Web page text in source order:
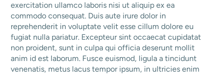
exercitation ullamco laboris nisi ut aliquip ex ea
commodo consequat. Duis aute irure dolor in
reprehenderit in voluptate velit esse cillum dolore eu
fugiat nulla pariatur. Excepteur sint occaecat cupidatat
non proident, sunt in culpa qui officia deserunt mollit
anim id est laborum. Fusce euismod, ligula a tincidunt
venenatis, metus lacus tempor ipsum, in ultricies enim